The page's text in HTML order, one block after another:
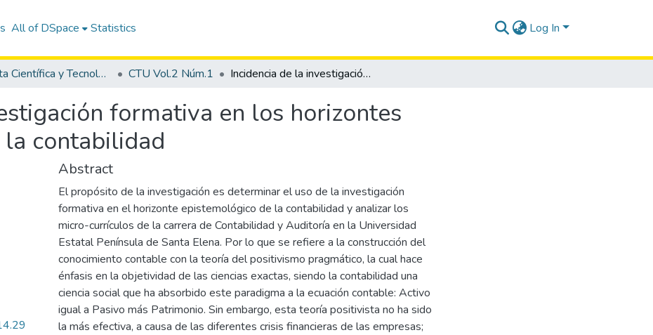
All of DSpace Statistics Log In
Revista Científica y Tecnológica UPSE - CTU CTU Vol.2 Núm.1 Incidencia de la investigación formativa en los horizontes epistemológicos de la contabilidad
formativa en los horizontes
contabilidad
Abstract
El propósito de la investigación es determinar el uso de la investigación
formativa en el horizonte epistemológico de la contabilidad y analizar los
micro-currículos de la carrera de Contabilidad y Auditoría en la Universidad
Estatal Península de Santa Elena. Por lo que se refiere a la construcción del
conocimiento contable con la teoría del positivismo pragmático, la cual hace
énfasis en la objetividad de las ciencias exactas, siendo la contabilidad una
ciencia social que ha absorbido este paradigma a la ecuación contable: Activo
igual a Pasivo más Patrimonio. Sin embargo, esta teoría positivista no ha sido
la más efectiva, a causa de las diferentes crisis financieras de las empresas;